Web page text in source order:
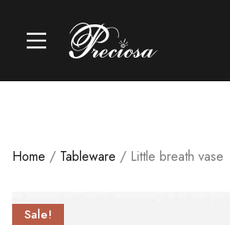
Home / Tableware / Little breath vase
Sale!